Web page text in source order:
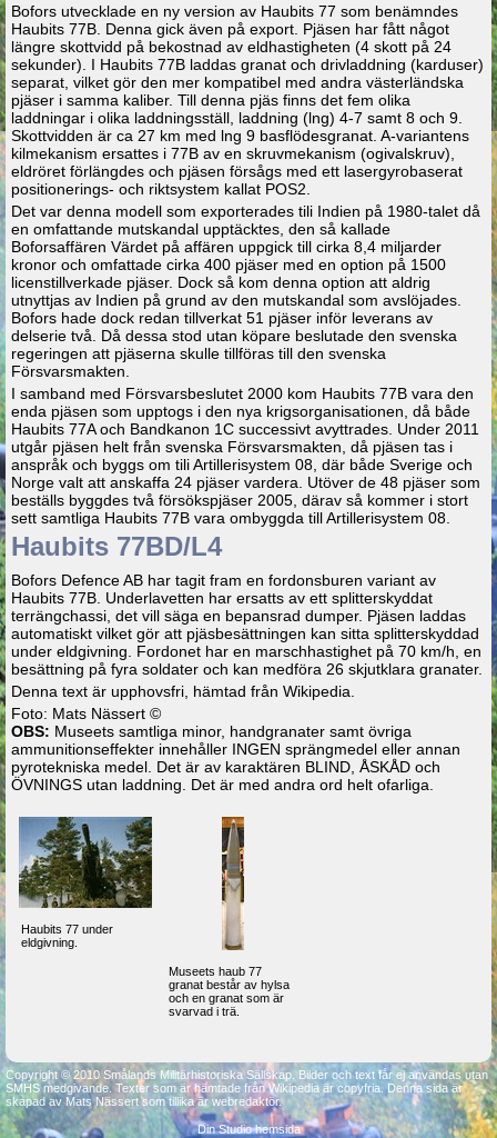
Bofors utvecklade en ny version av Haubits 77 som benämndes
Haubits 77B. Denna gick även på export. Pjäsen har fått något
längre skottvidd på bekostnad av eldhastigheten (4 skott på 24
sekunder). I Haubits 77B laddas granat och drivladdning (karduser)
separat, vilket gör den mer kompatibel med andra västerländska
pjäser i samma kaliber. Till denna pjäs finns det fem olika
laddningar i olika laddningsställ, laddning (lng) 4-7 samt 8 och 9.
Skottvidden är ca 27 km med lng 9 basflödesgranat. A-variantens
kilmekanism ersattes i 77B av en skruvmekanism (ogivalskruv),
eldröret förlängdes och pjäsen försågs med ett lasergyrobaserat
positionerings- och riktsystem kallat POS2.
Det var denna modell som exporterades tili Indien på 1980-talet då
en omfattande mutskandal upptäcktes, den så kallade
Boforsaffären Värdet på affären uppgick till cirka 8,4 miljarder
kronor och omfattade cirka 400 pjäser med en option på 1500
licenstillverkade pjäser. Dock så kom denna option att aldrig
utnyttjas av Indien på grund av den mutskandal som avslöjades.
Bofors hade dock redan tillverkat 51 pjäser inför leverans av
delserie två. Då dessa stod utan köpare beslutade den svenska
regeringen att pjäserna skulle tillföras till den svenska
Försvarsmakten.
I samband med Försvarsbeslutet 2000 kom Haubits 77B vara den
enda pjäsen som upptogs i den nya krigsorganisationen, då både
Haubits 77A och Bandkanon 1C successivt avyttrades. Under 2011
utgår pjäsen helt från svenska Försvarsmakten, då pjäsen tas i
anspråk och byggs om tili Artillerisystem 08, där både Sverige och
Norge valt att anskaffa 24 pjäser vardera. Utöver de 48 pjäser som
beställs byggdes två försökspjäser 2005, därav så kommer i stort
sett samtliga Haubits 77B vara ombyggda till Artillerisystem 08.
Haubits 77BD/L4
Bofors Defence AB har tagit fram en fordonsburen variant av
Haubits 77B. Underlavetten har ersatts av ett splitterskyddat
terrängchassi, det vill säga en bepansrad dumper. Pjäsen laddas
automatiskt vilket gör att pjäsbesättningen kan sitta splitterskyddad
under eldgivning. Fordonet har en marschhastighet på 70 km/h, en
besättning på fyra soldater och kan medföra 26 skjutklara granater.
Denna text är upphovsfri, hämtad från Wikipedia.
Foto: Mats Nässert ©
OBS: Museets samtliga minor, handgranater samt övriga
ammunitionseffekter innehåller INGEN sprängmedel eller annan
pyrotekniska medel. Det är av karaktären BLIND, ÅSKÅD och
ÖVNINGS utan laddning. Det är med andra ord helt ofarliga.
Haubits 77 under
eldgivning.
Museets haub 77
granat består av hylsa
och en granat som är
svarvad i trä.
Copyright © 2010 Smålands Militärhistoriska Sällskap. Bilder och text får ej användas utan
SMHS medgivande. Texter som är hämtade från Wikipedia är copyfria. Denna sida är
skapad av Mats Nässert som tillika är webredaktör.
Din Studio hemsida